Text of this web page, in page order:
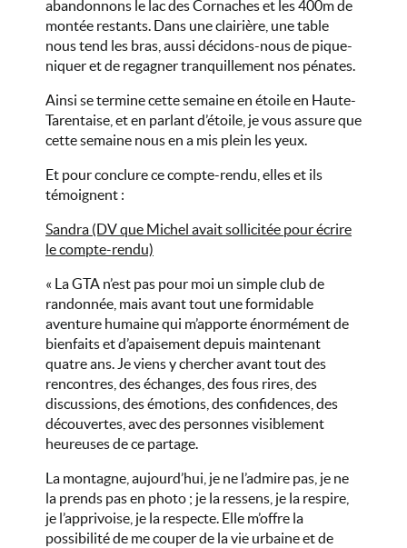
abandonnons le lac des Cornaches et les 400m de
montée restants. Dans une clairière, une table
nous tend les bras, aussi décidons-nous de pique-
niquer et de regagner tranquillement nos pénates.
Ainsi se termine cette semaine en étoile en Haute-
Tarentaise, et en parlant d’étoile, je vous assure que
cette semaine nous en a mis plein les yeux.
Et pour conclure ce compte-rendu, elles et ils
témoignent :
Sandra (DV que Michel avait sollicitée pour écrire
le compte-rendu)
« La GTA n’est pas pour moi un simple club de
randonnée, mais avant tout une formidable
aventure humaine qui m’apporte énormément de
bienfaits et d’apaisement depuis maintenant
quatre ans. Je viens y chercher avant tout des
rencontres, des échanges, des fous rires, des
discussions, des émotions, des confidences, des
découvertes, avec des personnes visiblement
heureuses de ce partage.
La montagne, aujourd’hui, je ne l’admire pas, je ne
la prends pas en photo ; je la ressens, je la respire,
je l’apprivoise, je la respecte. Elle m’offre la
possibilité de me couper de la vie urbaine et de